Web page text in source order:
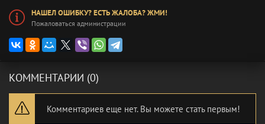
НАШЕЛ ОШИБКУ? ЕСТЬ ЖАЛОБА? ЖМИ!
Пожаловаться администрации
КОММЕНТАРИИ (0)
Комментариев еще нет. Вы можете стать первым!